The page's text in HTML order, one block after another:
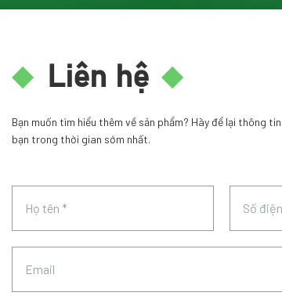
Liên hệ
Bạn muốn tìm hiểu thêm về sản phẩm? Hãy để lại thông
bạn trong thời gian sớm nhất.